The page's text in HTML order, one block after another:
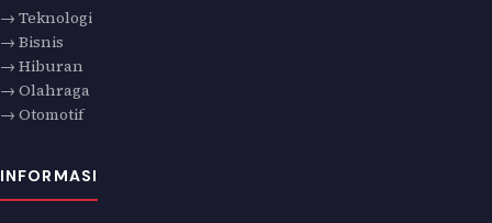
→ Teknologi
→ Bisnis
→ Hiburan
→ Olahraga
→ Otomotif
INFORMASI